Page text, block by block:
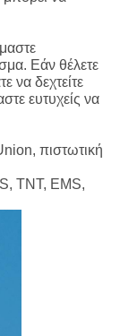
Εάν θέλετε
να δεχτείτε
ευτυχείς να
πιστωτική
TNT, EMS,